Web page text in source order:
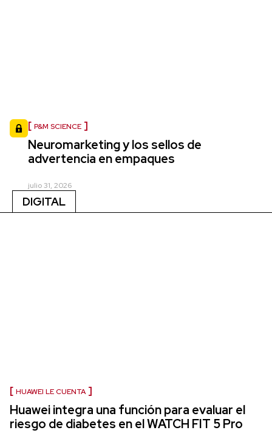
P&M SCIENCE
Neuromarketing y los sellos de
advertencia en empaques
julio 31, 2026
DIGITAL
HUAWEI LE CUENTA
Huawei integra una función para evaluar el
riesgo de diabetes en el WATCH FIT 5 Pro